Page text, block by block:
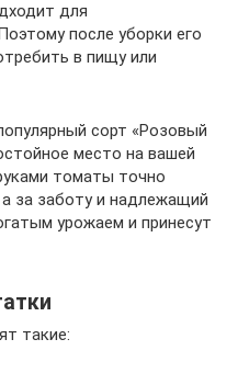
для
после уборки его
в пищу или
сорт «Розовый
место на вашей
томаты точно
а за заботу и надлежащий
урожаем и принесут
такие: